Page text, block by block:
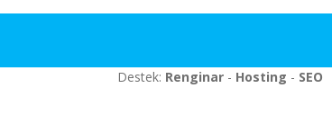
Destek: Renginar - Hosting - SEO